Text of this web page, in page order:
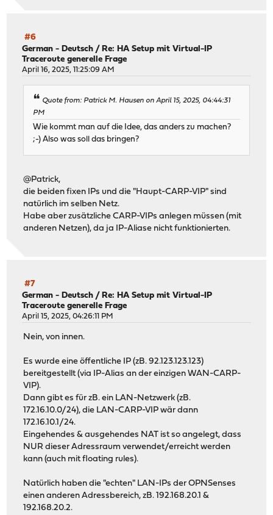
#6
German - Deutsch / Re: HA Setup mit Virtual-IP
Traceroute generelle Frage
April 16, 2025, 11:25:09 AM
Quote from: Patrick M. Hausen on April 15, 2025, 04:44:31
PM
Wie kommt man auf die Idee, das anders zu machen?
;-) Also was soll das bringen?
@Patrick,
die beiden fixen IPs und die "Haupt-CARP-VIP" sind
natürlich im selben Netz.
Habe aber zusätzliche CARP-VIPs anlegen müssen (mit
anderen Netzen), da ja IP-Aliase nicht funktionierten.
#7
German - Deutsch / Re: HA Setup mit Virtual-IP
Traceroute generelle Frage
April 15, 2025, 04:26:11 PM
Nein, von innen.
Es wurde eine öffentliche IP (zB. 92.123.123.123)
bereitgestellt (via IP-Alias an der einzigen WAN-CARP-
VIP).
Dann gibt es für zB. ein LAN-Netzwerk (zB.
172.16.10.0/24), die LAN-CARP-VIP wär dann
172.16.10.1/24.
Eingehendes & ausgehendes NAT ist so angelegt, dass
NUR dieser Adressraum verwendet/erreicht werden
kann (auch mit floating rules).
Natürlich haben die "echten" LAN-IPs der OPNSenses
einen anderen Adressbereich, zB. 192.168.20.1 &
192.168.20.2.